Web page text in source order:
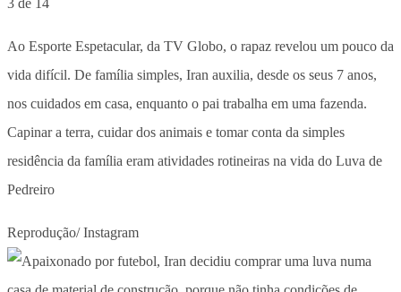
Ao Esporte Espetacular, da TV Globo, o rapaz revelou um pouco da
vida difícil. De família simples, Iran auxilia, desde os seus 7 anos,
nos cuidados em casa, enquanto o pai trabalha em uma fazenda.
Capinar a terra, cuidar dos animais e tomar conta da simples
residência da família eram atividades rotineiras na vida do Luva de
Pedreiro
Reprodução/ Instagram